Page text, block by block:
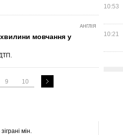
АНГЛІЯ
мовчання у
9 10
мін.
10:53
10:21